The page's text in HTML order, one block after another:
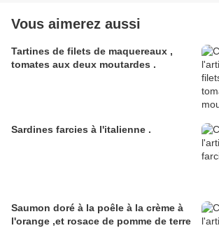
Vous aimerez aussi
Tartines de filets de maquereaux ,
tomates aux deux moutardes .
Sardines farcies à l'italienne .
Saumon doré à la poêle à la crème à
l'orange ,et rosace de pomme de terre